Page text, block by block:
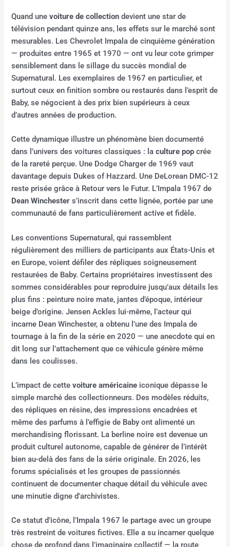
Quand unevoiture de collection devient une star de
télévision pendant quinze ans, les effets sur le marché sont
mesurables. Les Chevrolet Impala de cinquième génération
— produites entre 1965 et 1970 — ont vu leur cote grimper
sensiblement dans le sillage du succès mondial de
Supernatural. Les exemplaires de 1967 en particulier, et
surtout ceux en finition sombre ou restaurés dans l’esprit de
Baby, se négocient à des prix bien supérieurs à ceux
d’autres années de production.
Cette dynamique illustre un phénomène bien documenté
dans l’univers des voitures classiques : laculture pop crée
de la rareté perçue. Une Dodge Charger de 1969 vaut
davantage depuis Dukes of Hazzard. Une DeLorean DMC-12
reste prisée grâce à Retour vers le Futur. L’Impala 1967 de
Dean Winchester s’inscrit dans cette lignée, portée par une
communauté de fans particulièrement active et fidèle.
Les conventions Supernatural, qui rassemblent
régulièrement des milliers de participants aux États-Unis et
en Europe, voient défiler des répliques soigneusement
restaurées de Baby. Certains propriétaires investissent des
sommes considérables pour reproduire jusqu’aux détails les
plus fins : peinture noire mate, jantes d’époque, intérieur
beige d’origine. Jensen Ackles lui-même, l’acteur qui
incarne Dean Winchester, a obtenu l’une des Impala de
tournage à la fin de la série en 2020 — une anecdote qui en
dit long sur l’attachement que ce véhicule génère même
dans les coulisses.
L’impact de cettevoiture américaine iconique dépasse le
simple marché des collectionneurs. Des modèles réduits,
des répliques en résine, des impressions encadrées et
même des parfums à l’effigie de Baby ont alimenté un
merchandising florissant. La berline noire est devenue un
produit culturel autonome, capable de générer de l’intérêt
bien au-delà des fans de la série originale. En 2026, les
forums spécialisés et les groupes de passionnés
continuent de documenter chaque détail du véhicule avec
une minutie digne d’archivistes.
Ce statut d’icône, l’Impala 1967 le partage avec un groupe
très restreint de voitures fictives. Elle a su incarner quelque